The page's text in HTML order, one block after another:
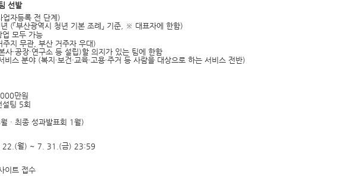
선발
업자등록 전 단계 )
(「부산광역시 청년 기본 조례」 기준 , ※ 대표자에 한함)
업 모두 가능
주지 무관 부산 거주자 우대)
사·공장·연구소 등 설립)할 의지가 있는 팀에 한함
비스 분야 (복지 ·보건·교육·고용·주거 등 사람을 대상으로 하는 서비스 전반)
만원
설팅 5회
월 · 최종 성과발표회 1 월)
22.(월) ~ 7. 31.(금) 23:59
이트 접수